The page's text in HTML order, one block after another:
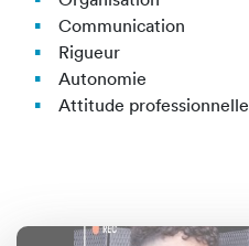
Communication
Rigueur
Autonomie
Attitude professionnelle